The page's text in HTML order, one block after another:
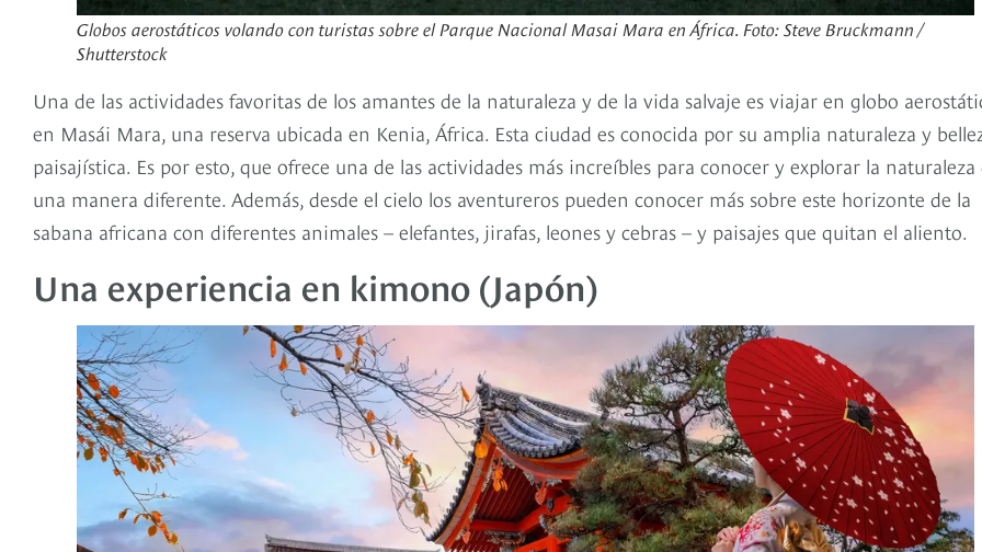
Globos aerostáticos volando con turistas sobre el Parque Nacional Masai Mara en África. Foto: Steve Bruckmann /
Shutterstock
Una de las actividades favoritas de los amantes de la naturaleza y de la vida salvaje es viajar en globo
en Masái Mara, una reserva ubicada en Kenia, África. Esta ciudad es conocida por su amplia naturaleza y
paisajística. Es por esto, que ofrece una de las actividades más increíbles para conocer y explorar la naturaleza
una manera diferente. Además, desde el cielo los aventureros pueden conocer más sobre este horizonte de la
sabana africana con diferentes animales – elefantes, jirafas, leones y cebras – y paisajes que quitan el aliento.
Una experiencia en kimono (Japón)